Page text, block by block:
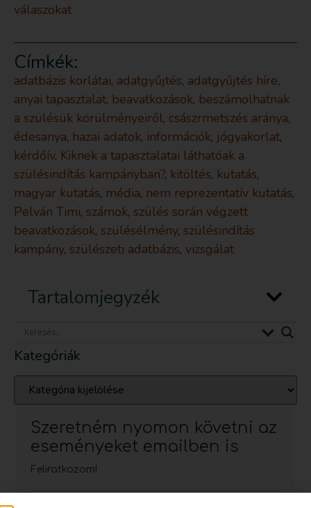
válaszokat
Címkék:
adatbázis korlátai, adatgyűjtés, adatgyűjtés híre,
anyai tapasztalat, beavatkozások, beszámolhatnak
a szülésük körülményeiről, császrmetszés aránya,
édesanya, hazai adatok, információk, jógyakorlat,
kérdőív, Kiknek a tapasztalatai láthatóak a
szülésindítás kampányban?, kitöltés, kutatás,
magyar kutatás, média, nem reprezentatív kutatás,
Pelván Timi, számok, szülés során végzett
beavatkozások, szülésélmény, szülésindítás
kampány, szülészeti adatbázis, vizsgálat
Tartalomjegyzék
Kategóriák
Szeretném nyomon követni az
eseményeket emailben is
Feliratkozom!